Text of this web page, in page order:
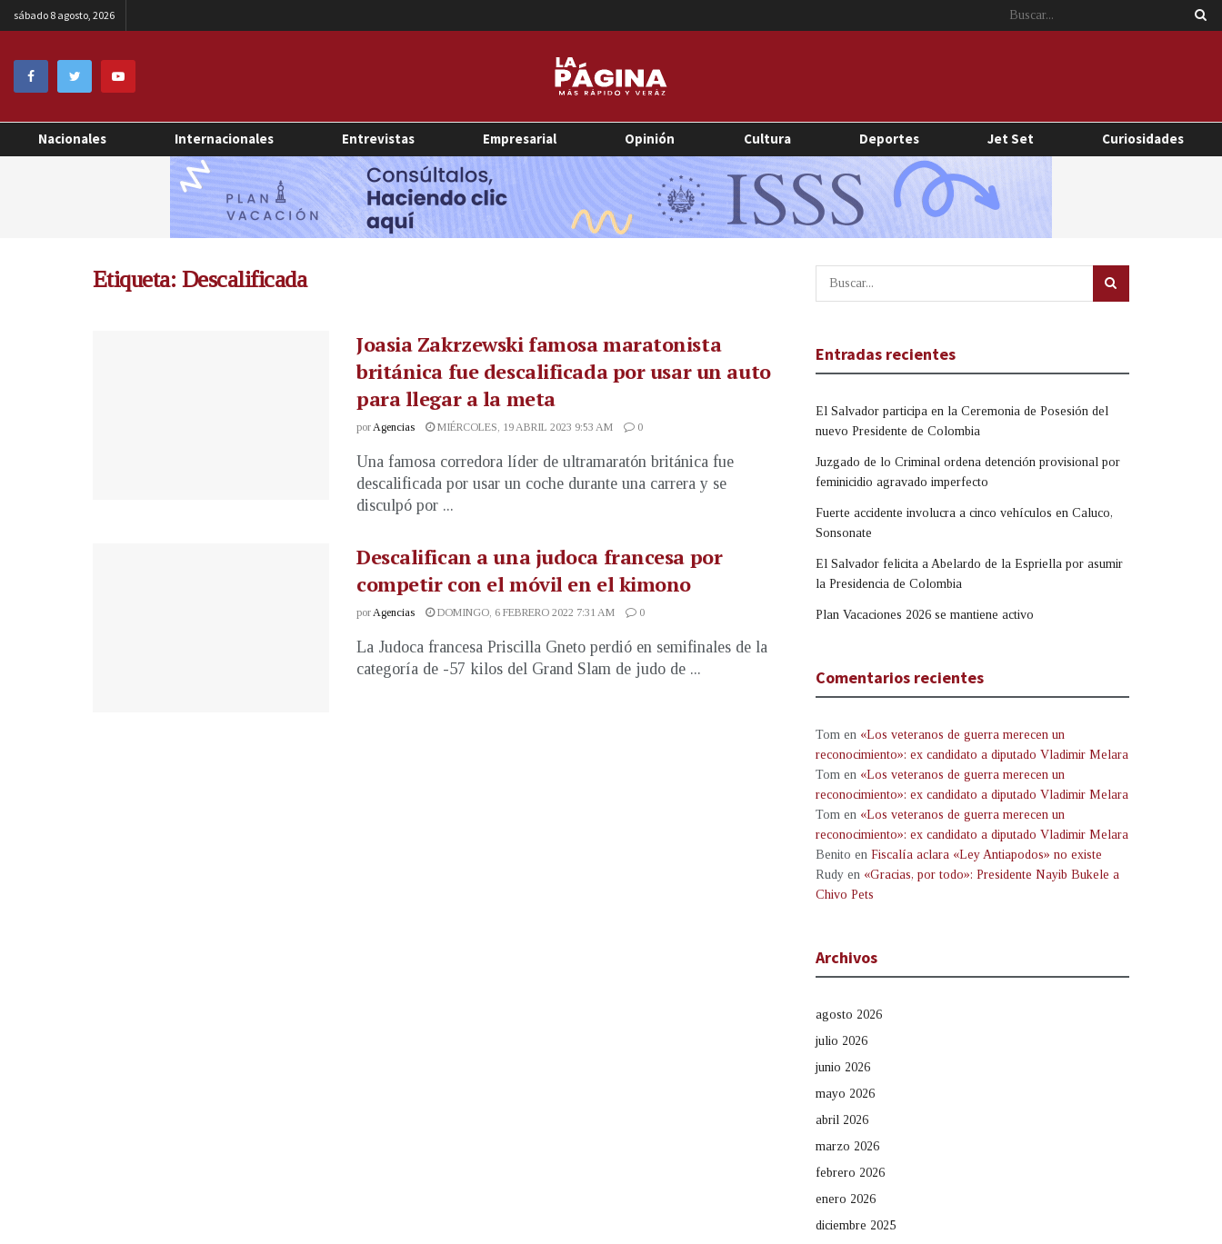
sábado 8 agosto, 2026
Nacionales Internacionales Entrevistas Empresarial Opinión Cultura Deportes Jet Set Curiosidades
Etiqueta: Descalificada
Joasia Zakrzewski famosa maratonista
británica fue descalificada por usar un auto
para llegar a la meta
porAgencias MIÉRCOLES, 19 ABRIL 2023 9:53 AM 0
Una famosa corredora líder de ultramaratón británica fue
descalificada por usar un coche durante una carrera y se
disculpó por ...
Descalifican a una judoca francesa por
competir con el móvil en el kimono
porAgencias DOMINGO, 6 FEBRERO 2022 7:31 AM 0
La Judoca francesa Priscilla Gneto perdió en semifinales de la
categoría de -57 kilos del Grand Slam de judo de ...
Entradas recientes
El Salvador participa en la Ceremonia de Posesión del
nuevo Presidente de Colombia
Juzgado de lo Criminal ordena detención provisional por
feminicidio agravado imperfecto
Fuerte accidente involucra a cinco vehículos en Caluco,
Sonsonate
El Salvador felicita a Abelardo de la Espriella por asumir
la Presidencia de Colombia
Plan Vacaciones 2026 se mantiene activo
Comentarios recientes
Tom en «Los veteranos de guerra merecen un
reconocimiento»: ex candidato a diputado Vladimir Melara
Tom en «Los veteranos de guerra merecen un
reconocimiento»: ex candidato a diputado Vladimir Melara
Tom en «Los veteranos de guerra merecen un
reconocimiento»: ex candidato a diputado Vladimir Melara
Benito en Fiscalía aclara «Ley Antiapodos» no existe
Rudy en «Gracias, por todo»: Presidente Nayib Bukele a
Chivo Pets
Archivos
agosto 2026
julio 2026
junio 2026
mayo 2026
abril 2026
marzo 2026
febrero 2026
enero 2026
diciembre 2025